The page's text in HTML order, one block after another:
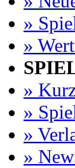
»
»
»
»
»
»